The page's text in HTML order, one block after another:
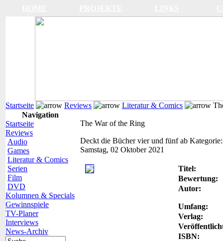
Startseite Reviews Literatur & Comics
Navigation
Startseite
Reviews
Audio
Games
Literatur & Comics
Serien
Film
DVD
Kolumnen & Specials
Gewinnspiele
TV-Planer
Interviews
News-Archiv
The War of the Ring
Deckt die Bücher vier und fünf ab
Samstag, 02 Oktober 2021
Titel:
Bewertung:
Autor:
Umfang:
Verlag:
ISBN: